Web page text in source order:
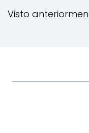
Visto